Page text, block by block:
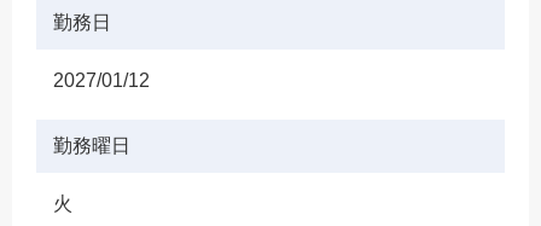
勤務日
2027/01/12
勤務曜日
火